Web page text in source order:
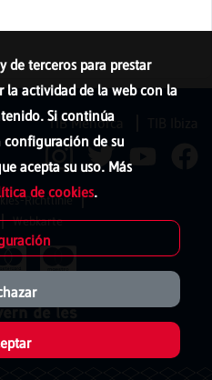
de terceros para prestar
la actividad de la web con la
Si continúa
de su
acepta su uso. Más
de cookies.
TIB Menorca
Richtlinie
Webkarte